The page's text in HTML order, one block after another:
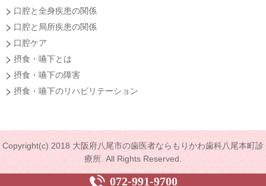
口腔と全身疾患の関係
口腔と局所疾患の関係
口腔ケア
摂食・嚥下とは
摂食・嚥下の障害
摂食・嚥下のリハビリテーション
Copyright(c) 2018 大阪府八尾市の歯医者ならもりかわ歯科八尾本町診
療所. All Rights Reserved.
072-991-9700